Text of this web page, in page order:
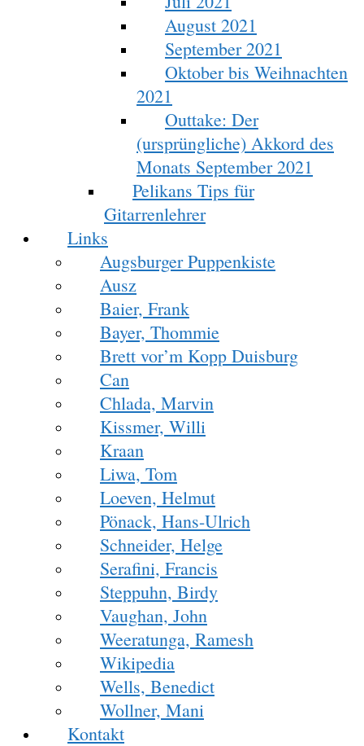
August 2021
September 2021
Oktober bis Weihnachten
2021
Outtake: Der
(ursprüngliche) Akkord des
Monats September 2021
Pelikans Tips für
Gitarrenlehrer
Links
Augsburger Puppenkiste
Ausz
Baier, Frank
Bayer, Thommie
Brett vor’m Kopp Duisburg
Can
Chlada, Marvin
Kissmer, Willi
Kraan
Liwa, Tom
Loeven, Helmut
Pönack, Hans-Ulrich
Schneider, Helge
Serafini, Francis
Steppuhn, Birdy
Vaughan, John
Weeratunga, Ramesh
Wikipedia
Wells, Benedict
Wollner, Mani
Kontakt